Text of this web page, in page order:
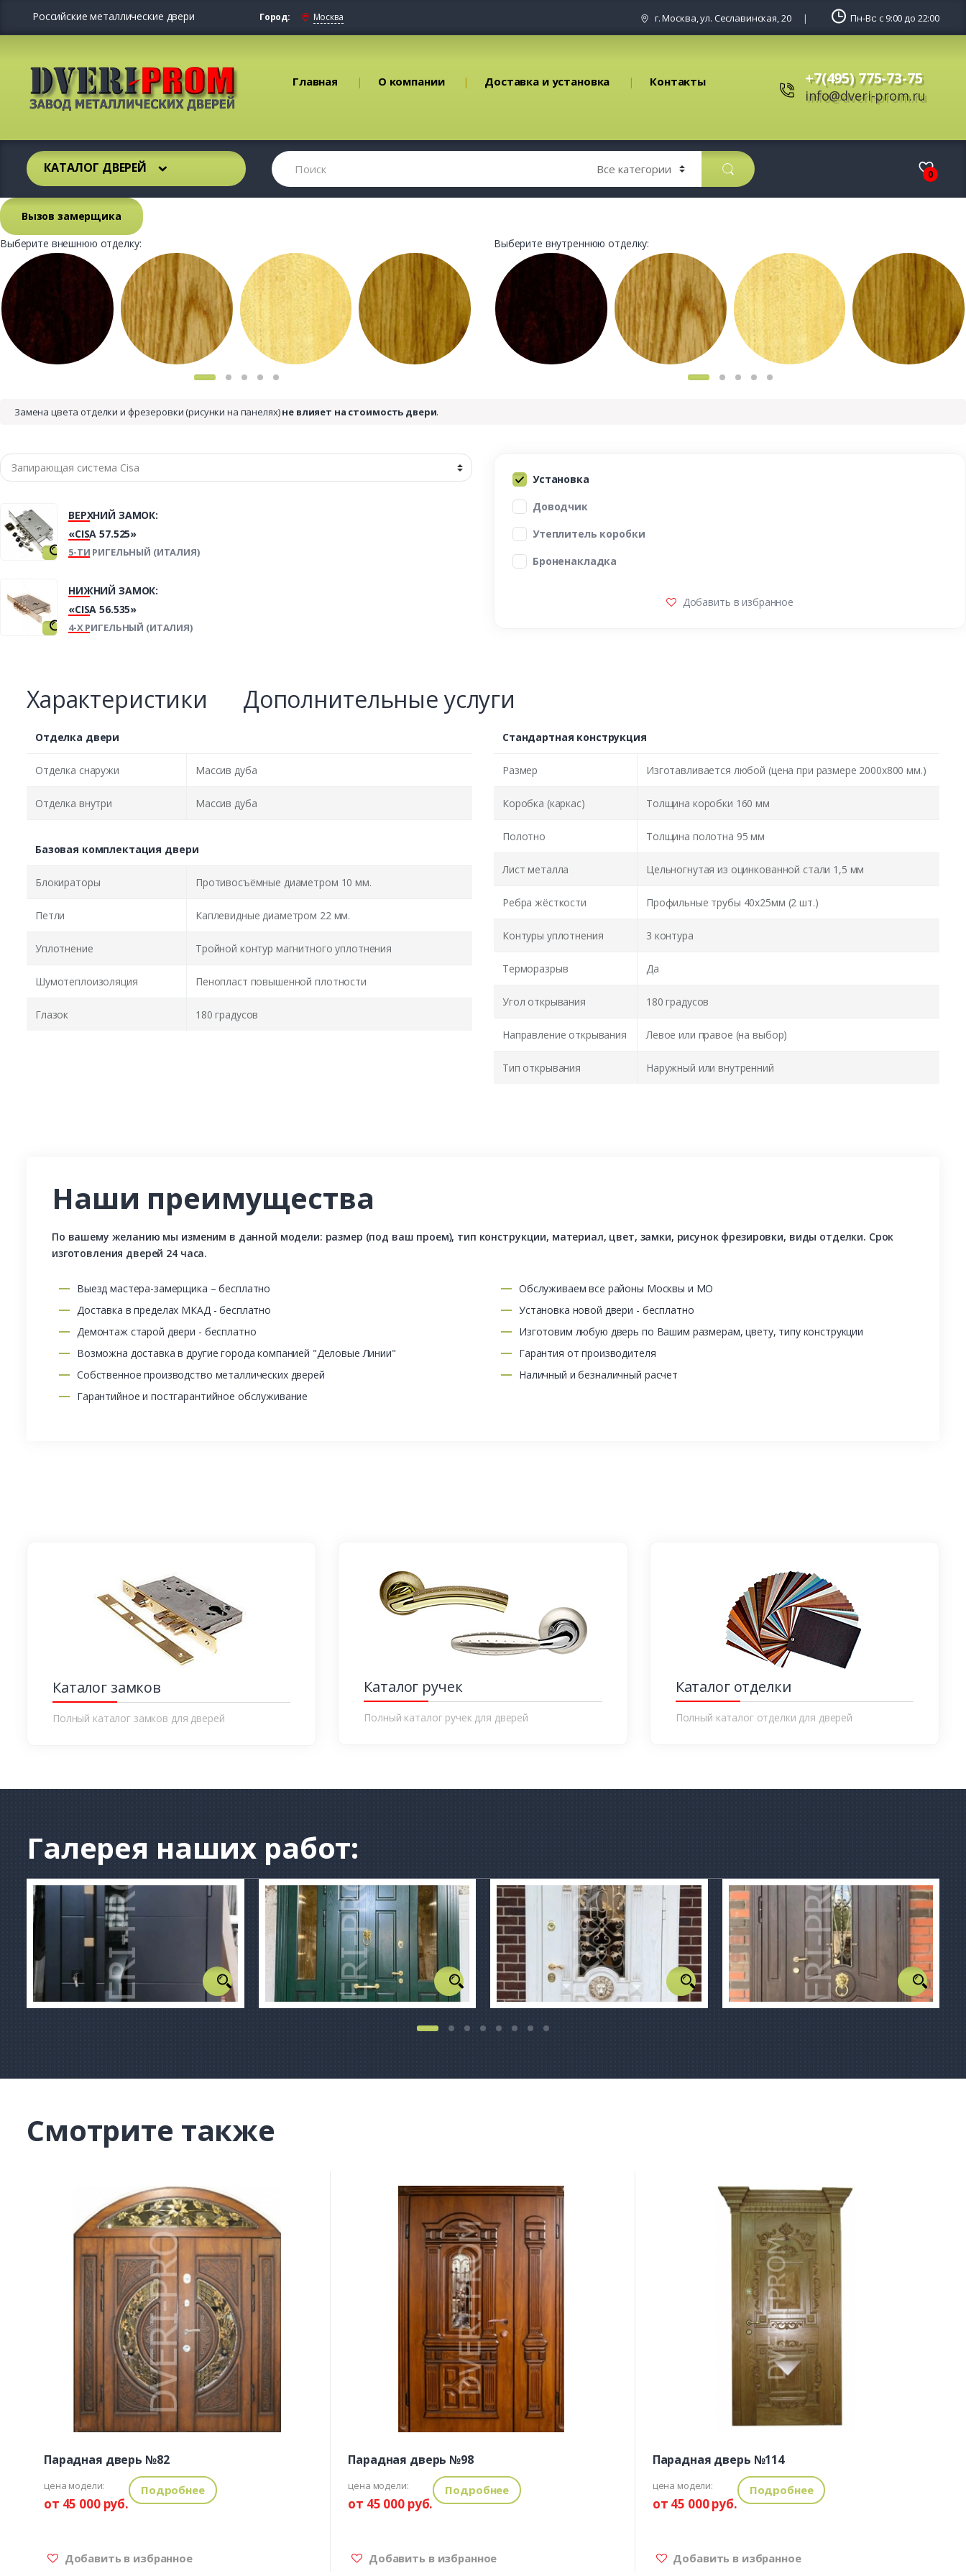
Российские металлические двери Город: Москва г. Москва, ул. Сеславинская, 20 Пн-Вс: с 9:00 до 22:00
Главная О компании Доставка и установка Контакты +7(495) 775-73-75
info@dveri-prom.ru
КАТАЛОГ ДВЕРЕЙ 0
Вызов замерщика
Выберите внешнюю отделку:
Выберите внутреннюю отделку:
Замена цвета отделки и фрезеровки (рисунки на панелях)не влияет на стоимость двери.
ВЕРХНИЙ ЗАМОК:
«CISA 57.525»
5-ТИ РИГЕЛЬНЫЙ (ИТАЛИЯ)
НИЖНИЙ ЗАМОК:
«CISA 56.535»
4-Х РИГЕЛЬНЫЙ (ИТАЛИЯ)
Установка
Доводчик
Утеплитель коробки
Броненакладка
Добавить в избранное
Характеристики Дополнительные услуги
Отделка двери
Отделка снаружи Массив дуба
Отделка внутри Массив дуба
Базовая комплектация двери
Блокираторы Противосъёмные диаметром 10 мм.
Петли Каплевидные диаметром 22 мм.
Уплотнение Тройной контур магнитного уплотнения
Шумотеплоизоляция Пенопласт повышенной плотности
Глазок 180 градусов
Стандартная конструкция
Размер Изготавливается любой (цена при размере 2000x800 мм.)
Коробка (каркас) Толщина коробки 160 мм
Полотно Толщина полотна 95 мм
Лист металла Цельногнутая из оцинкованной стали 1,5 мм
Ребра жёсткости Профильные трубы 40х25мм (2 шт.)
Контуры уплотнения 3 контура
Терморазрыв Да
Угол открывания 180 градусов
Направление открывания Левое или правое (на выбор)
Тип открывания Наружный или внутренний
Наши преимущества
По вашему желанию мы изменим в данной модели: размер (под ваш проем), тип конструкции, материал, цвет, замки, рисунок фрезировки, виды отделки. Срок
изготовления дверей 24 часа.
Выезд мастера-замерщика – бесплатно
Доставка в пределах МКАД - бесплатно
Демонтаж старой двери - бесплатно
Возможна доставка в другие города компанией "Деловые Линии"
Собственное производство металлических дверей
Гарантийное и постгарантийное обслуживание
Обслуживаем все районы Москвы и МО
Установка новой двери - бесплатно
Изготовим любую дверь по Вашим размерам, цвету, типу конструкции
Гарантия от производителя
Наличный и безналичный расчет
Каталог замков
Полный каталог замков для дверей
Каталог ручек
Полный каталог ручек для дверей
Каталог отделки
Полный каталог отделки для дверей
Галерея наших работ:
Смотрите также
Парадная дверь №82
цена модели:
от 45 000 руб.
Подробнее
Добавить в избранное
Парадная дверь №98
цена модели:
от 45 000 руб.
Подробнее
Добавить в избранное
Парадная дверь №114
цена модели:
от 45 000 руб.
Подробнее
Добавить в избранное